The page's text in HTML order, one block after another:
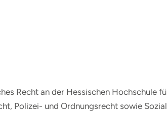
Recht an der Hessischen Hochschule
Polizei- und Ordnungsrecht sowie